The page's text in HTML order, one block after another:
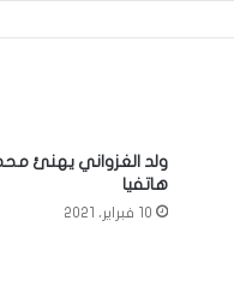
ولد الغزواني يهنئ
هاتفيا
10 فبراير، 2021